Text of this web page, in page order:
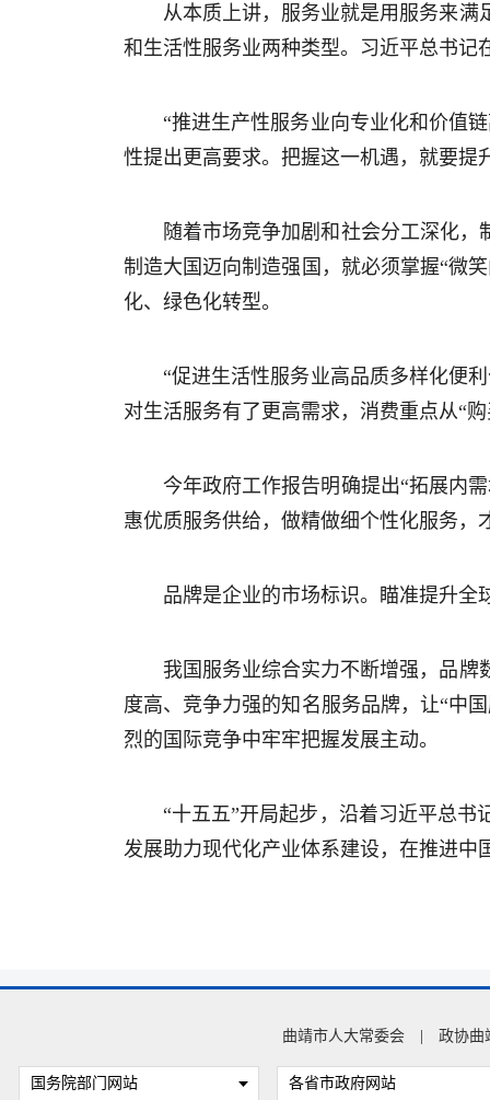
从本质上讲，服务业就是用服务来
和生活性服务业两种类型。习近平总书记
“推进生产性服务业向专业化和价值
性提出更高要求。把握这一机遇，就要
随着市场竞争加剧和社会分工深化
制造大国迈向制造强国，就必须掌握“微
化、绿色化转型。
“促进生活性服务业高品质多样化便
对生活服务有了更高需求，消费重点从“
今年政府工作报告明确提出“拓展内
惠优质服务供给，做精做细个性化服务
品牌是企业的市场标识。瞄准提升全
我国服务业综合实力不断增强，品
度高、竞争力强的知名服务品牌，让“中
烈的国际竞争中牢牢把握发展主动。
“十五五”开局起步，沿着习近平总
发展助力现代化产业体系建设，在推进中
曲靖市人大常委会 政协曲
国务院部门网站 各省市政府网站